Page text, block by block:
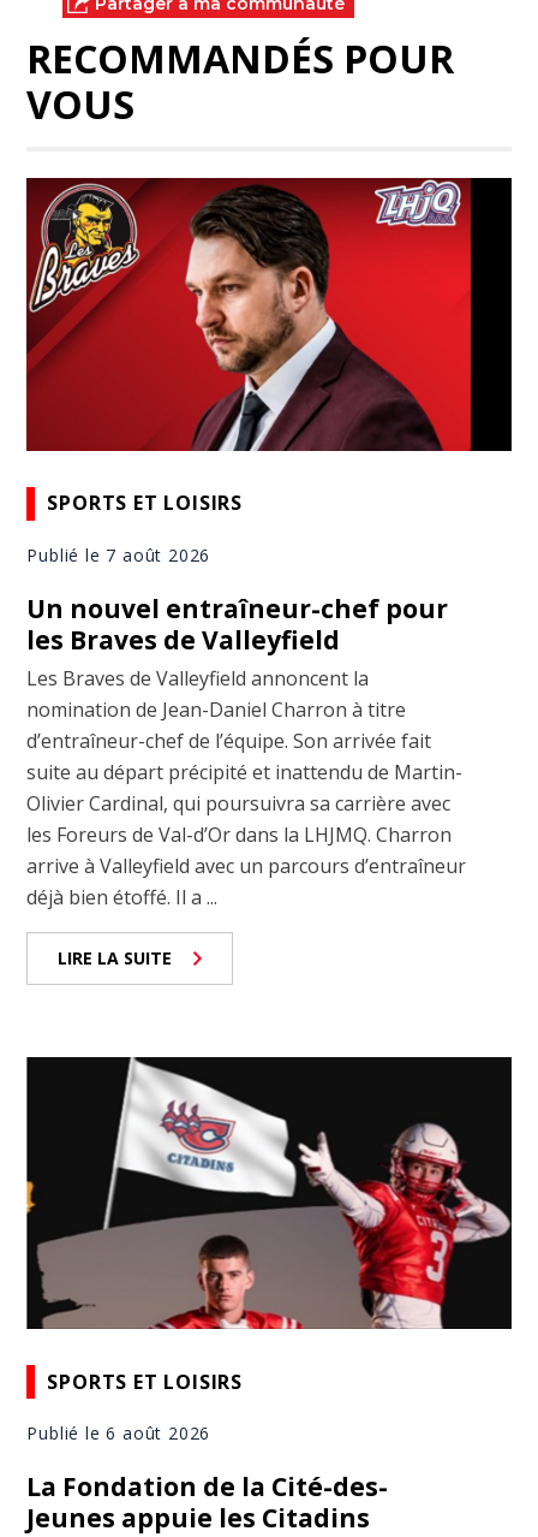
RECOMMANDÉS POUR
VOUS
SPORTS ET LOISIRS
Publié le 7 août 2026
Un nouvel entraîneur-chef pour
les Braves de Valleyfield
Les Braves de Valleyfield annoncent la
nomination de Jean-Daniel Charron à titre
d’entraîneur-chef de l’équipe. Son arrivée fait
suite au départ précipité et inattendu de Martin-
Olivier Cardinal, qui poursuivra sa carrière avec
les Foreurs de Val-d’Or dans la LHJMQ. Charron
arrive à Valleyfield avec un parcours d’entraîneur
déjà bien étoffé. Il a ...
LIRE LA SUITE
SPORTS ET LOISIRS
Publié le 6 août 2026
La Fondation de la Cité-des-
Jeunes appuie les Citadins